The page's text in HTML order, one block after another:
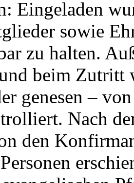
Eingeladen
sowie
zu halten.
beim Zutritt
genesen –
Nach
den